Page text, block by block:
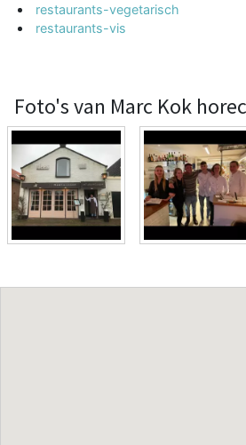
restaurants-vegetarisch
restaurants-vis
Foto's van Marc Kok